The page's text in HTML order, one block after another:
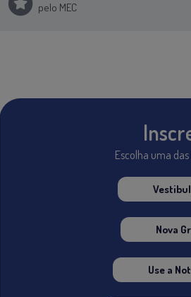
pelo MEC
Escolha uma
Nova
Use a